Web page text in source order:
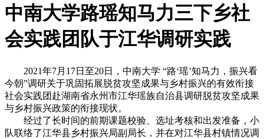
中南大学路瑶知马力三下乡社
会实践团队于江华调研实践
2021年7月17日至20日，中南大学 “路‘瑶’知马力，振兴看
今朝”调研关于巩固拓展脱贫攻坚成果与乡村振兴的有效衔接
社会实践团赴湖南省永州市江华瑶族自治县调研脱贫攻坚成果
与乡村振兴政策的衔接现状。
经过了长时间的前期课题校验、选址考核和出发准备，小
队联络了江华县乡村振兴局副局长，并在对江华县村镇情况调